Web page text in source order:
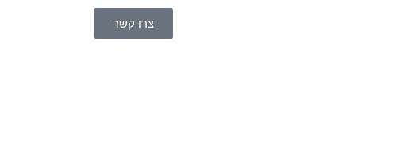
צרו קשר